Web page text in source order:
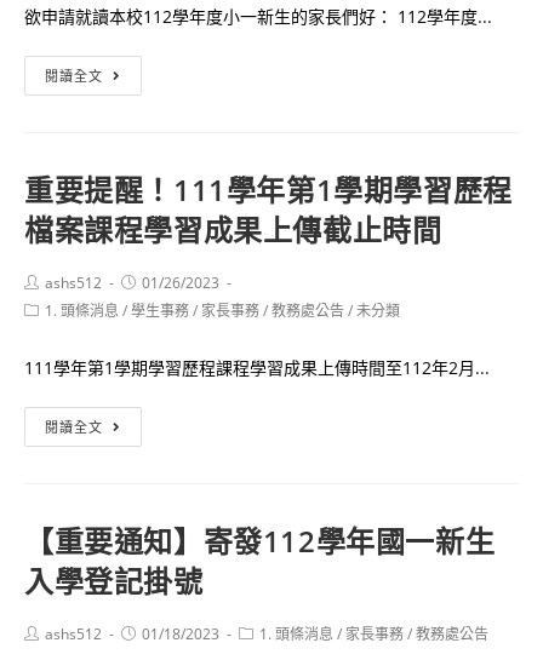
高
活
動
欲申請就讀本校112學年度小一新生的家長們好： 112學年度...
閱讀全文
學
小
一
新
生
入
登
號
寄
發
重要提醒！111學年第1學期學習歷程
檔案課程學習成果上傳截止時間
Post
author:
ashs512
Post
published:
01/26/2023
Post1. 頭條消息 /學生事務/ 家長事務/教務處公告/未分類
111學年第1學期學習歷程課程學習成果上傳時間至112年2月...
閱讀全文
要
111
學
年
第
【重要通知】寄發112學年國一新生
入學登記掛號
Postashs512
Post01/18/2023
Post1. 頭條消息 / 家長事務/教務處公告